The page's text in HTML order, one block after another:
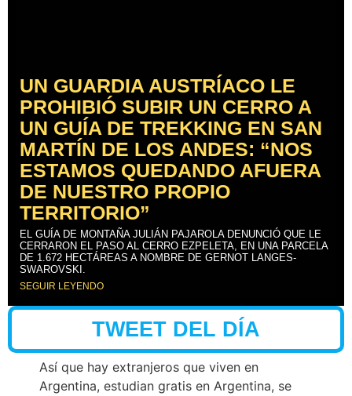
UN GUARDIA AUSTRÍACO LE
PROHIBIÓ SUBIR UN CERRO A
UN GUÍA DE TREKKING EN SAN
MARTÍN DE LOS ANDES: “NOS
ESTAMOS QUEDANDO AFUERA
DE NUESTRO PROPIO
TERRITORIO”
EL GUÍA DE MONTAÑA JULIÁN PAJAROLA DENUNCIÓ QUE LE
CERRARON EL PASO AL CERRO EZPELETA, EN UNA PARCELA
DE 1.672 HECTÁREAS A NOMBRE DE GERNOT LANGES-
SWAROVSKI.
SEGUIR LEYENDO
TWEET DEL DÍA
Así que hay extranjeros que viven en
Argentina, estudian gratis en Argentina, se